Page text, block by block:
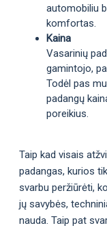
automobiliu
komfortas.
Kaina
Vasarinių
gamintojo,
Todėl pas
padangų
poreikius.
Taip kad visais
padangas, kurios
svarbu peržiūrėti,
jų savybės,
nauda. Taip pat